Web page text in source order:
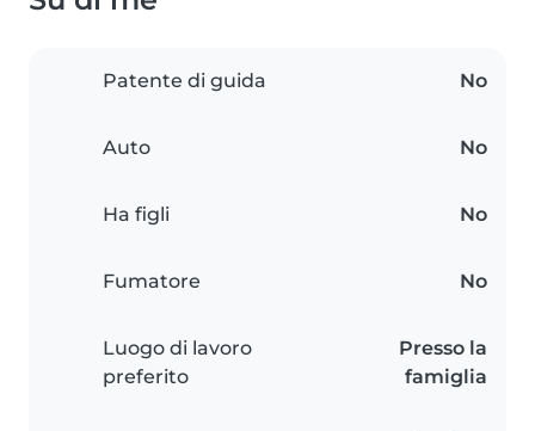
Patente di guida No
Auto No
Ha figli No
Fumatore No
Luogo di lavoro
preferito
Presso la
famiglia